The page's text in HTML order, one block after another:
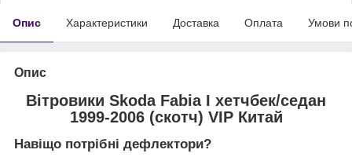
Опис Характеристики Доставка Оплата Умови
Опис
Вітровики Skoda Fabia I хетчбек/седан
1999-2006 (скотч) VIP Китай
Навіщо потрібні дефлектори?